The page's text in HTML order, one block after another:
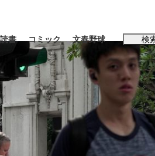
ンタビュー 読書
読書 コミック 文春野球 検
#松田聖子